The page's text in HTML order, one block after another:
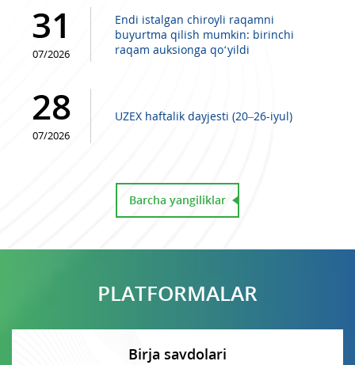
31
07/2026
Endi istalgan chiroyli raqamni
buyurtma qilish mumkin: birinchi
raqam auksionga qo‘yildi
28
07/2026
UZEX haftalik dayjesti (20–26-iyul)
Barcha yangiliklar
PLATFORMALAR
Birja savdolari